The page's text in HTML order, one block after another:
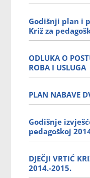
Godišnji plan i
Križ za
ODLUKA O
ROBA I USLUGA
PLAN NABAVE
Godišnje
pedagoškoj
DJEČJI VRTIĆ
2014.-2015.